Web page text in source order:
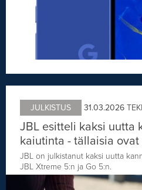
JULKISTUS 31.03.2026
JBL esitteli kaksi uutta
kaiutinta - tällaisia
JBL on julkistanut kaksi uutta
JBL Xtreme 5:n ja Go 5:n.